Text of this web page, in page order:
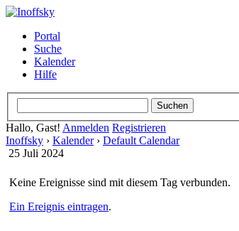
Portal
Suche
Kalender
Hilfe
Hallo, Gast! Anmelden Registrieren
Inoffsky › Kalender› Default Calendar
25 Juli 2024
Keine Ereignisse sind mit diesem Tag verbunden.
Ein Ereignis eintragen.